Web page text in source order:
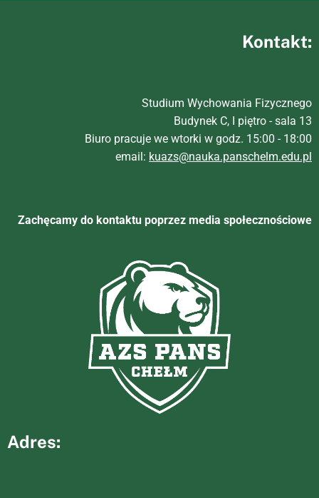
Kontakt:
Studium Wychowania Fizycznego
Budynek C, I piętro - sala 13
Biuro pracuje we wtorki w godz. 15:00 - 18:00
email: kuazs@nauka.panschelm.edu.pl
Zachęcamy do kontaktu poprzez media społecznościowe
Adres: